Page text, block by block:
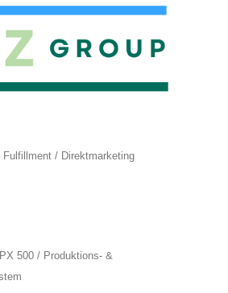
Fulfillment / Direktmarketing
500 / Produktions- &